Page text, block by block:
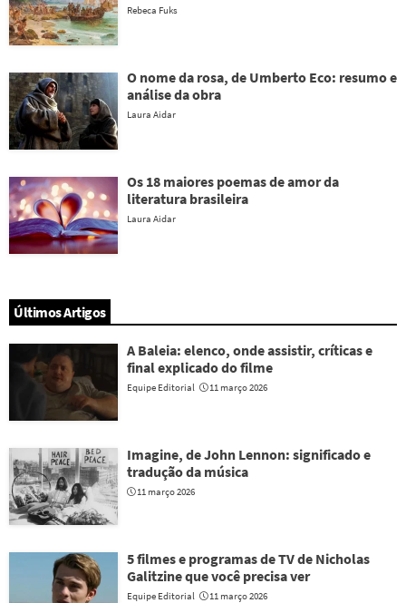
Rebeca Fuks
O nome da rosa, de Umberto Eco: resumo e
análise da obra
Laura Aidar
Os 18 maiores poemas de amor da
literatura brasileira
Laura Aidar
Últimos Artigos
A Baleia: elenco, onde assistir, críticas e
final explicado do filme
Equipe Editorial 11 março 2026
Imagine, de John Lennon: significado e
tradução da música
11 março 2026
5 filmes e programas de TV de Nicholas
Galitzine que você precisa ver
Equipe Editorial 11 março 2026